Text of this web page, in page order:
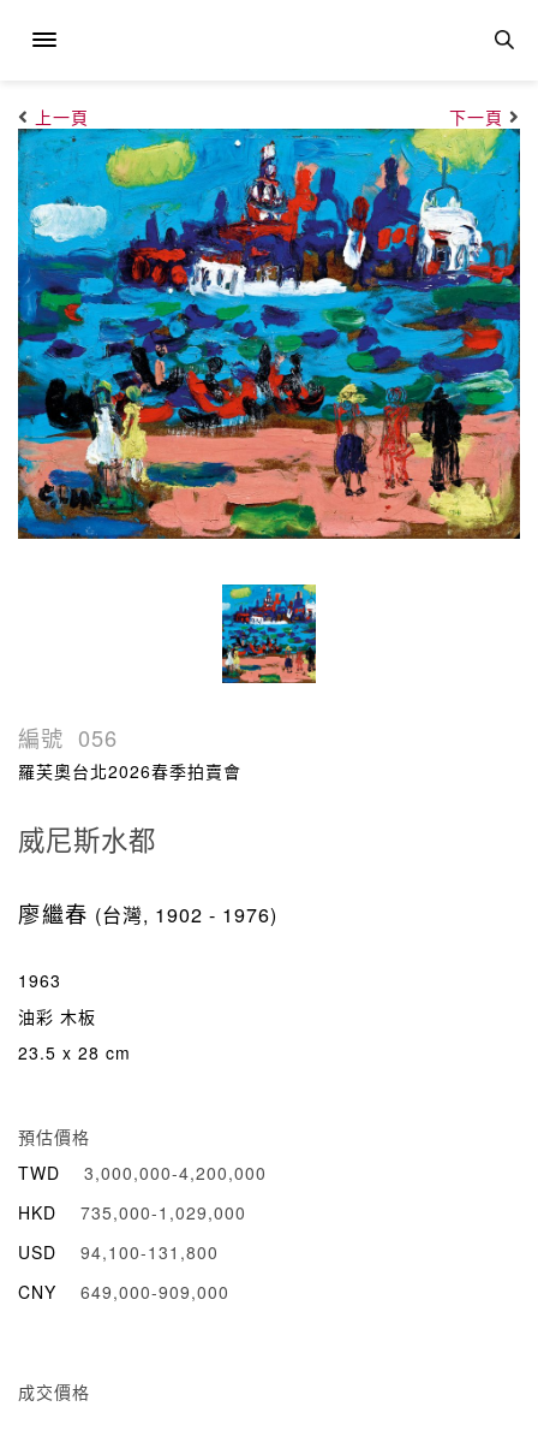
上一頁 下一頁
編號 056
羅芙奧台北2026春季拍賣會
威尼斯水都
廖繼春 (台灣, 1902 - 1976)
1963
油彩 木板
23.5 x 28 cm
預估價格
TWD
3,000,000-4,200,000
HKD
735,000-1,029,000
USD
94,100-131,800
CNY
649,000-909,000
成交價格